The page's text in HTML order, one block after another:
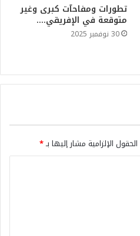
تطورات ومفاحآت كبرى وغير
متوقعة في الإفريقي….
30 نوفمبر 2025
الحقول الإلزامية مشار إليها بـ*